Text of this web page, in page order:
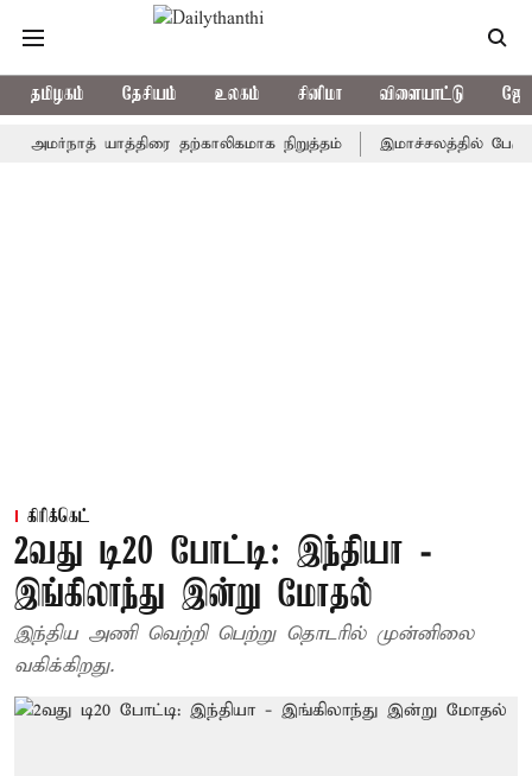
தமிழகம் தேசியம் உலகம் சினிமா விளையாட்டு
யாத்திரை தற்காலிகமாக நிறுத்தம் இமாச்சலத்தில் பேருந்து
கிரிக்கெட்
2வது டி20 போட்டி: இந்தியா -
இங்கிலாந்து இன்று மோதல்
இந்திய அணி வெற்றி பெற்று தொடரில் முன்னிலை
வகிக்கிறது.